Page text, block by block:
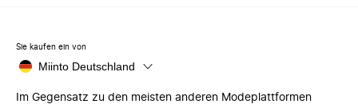
Sie kaufen ein von
Miinto Deutschland
Im Gegensatz zu den meisten anderen Modeplattformen